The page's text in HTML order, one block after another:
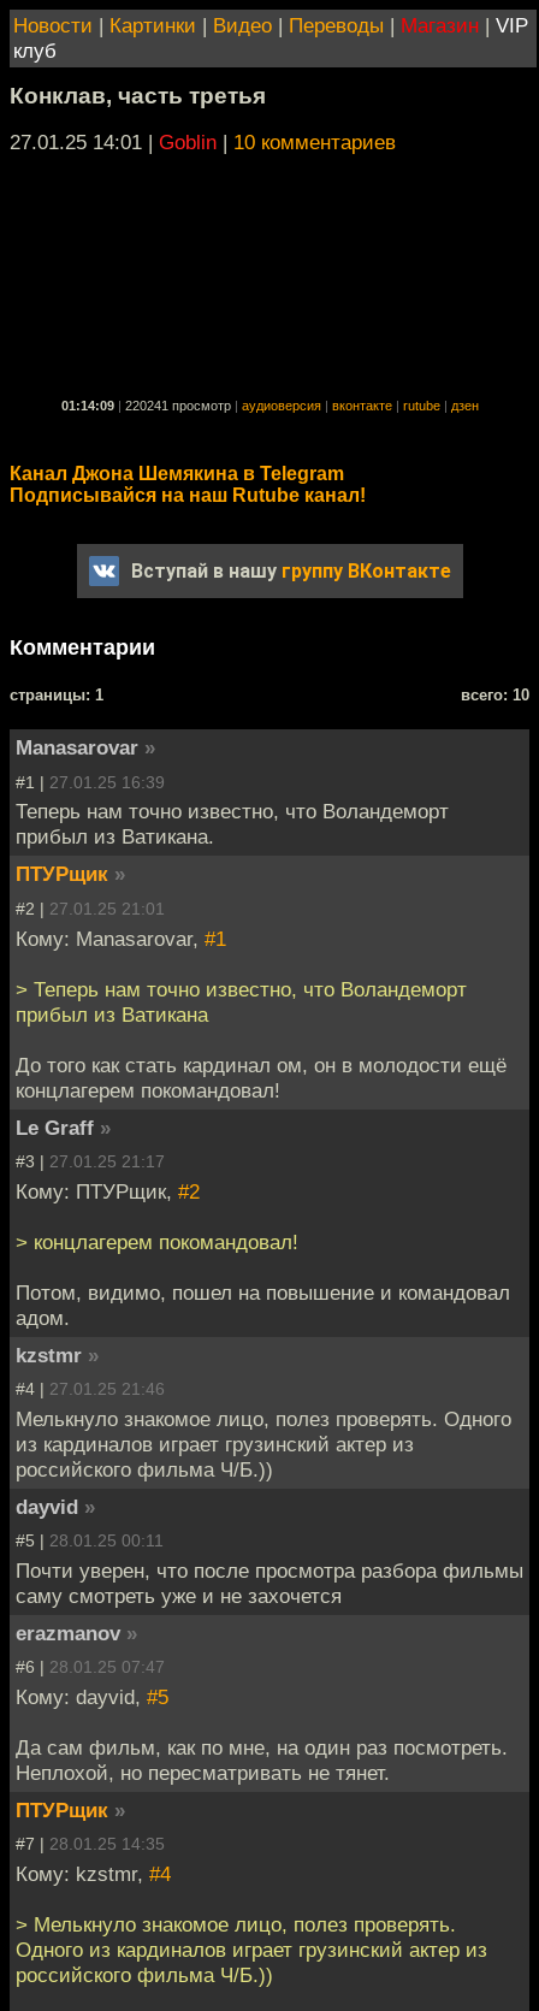
Новости | Картинки | Видео | Переводы | Магазин | VIP
клуб
Конклав, часть третья
27.01.25 14:01 | Goblin | 10 комментариев
01:14:09 220241 просмотр аудиоверсия вконтакте rutube дзен
Канал Джона Шемякина в Telegram
Подписывайся на наш Rutube канал!
Вступай в нашу группу ВКонтакте
Комментарии
cтраницы: 1 всего: 10
Manasarovar »
#1 | 27.01.25 16:39
Теперь нам точно известно, что Воландеморт
прибыл из Ватикана.
ПТУРщик »
#2 | 27.01.25 21:01
Кому: Manasarovar, #1
> Теперь нам точно известно, что Воландеморт
прибыл из Ватикана
До того как стать кардинал ом, он в молодости ещё
концлагерем покомандовал!
Le Graff »
#3 | 27.01.25 21:17
Кому: ПТУРщик, #2
> концлагерем покомандовал!
Потом, видимо, пошел на повышение и командовал
адом.
kzstmr »
#4 | 27.01.25 21:46
Мелькнуло знакомое лицо, полез проверять. Одного
из кардиналов играет грузинский актер из
российского фильма Ч/Б.))
dayvid »
#5 | 28.01.25 00:11
Почти уверен, что после просмотра разбора фильмы
саму смотреть уже и не захочется
erazmanov »
#6 | 28.01.25 07:47
Кому: dayvid, #5
Да сам фильм, как по мне, на один раз посмотреть.
Неплохой, но пересматривать не тянет.
ПТУРщик »
#7 | 28.01.25 14:35
Кому: kzstmr, #4
> Мелькнуло знакомое лицо, полез проверять.
Одного из кардиналов играет грузинский актер из
российского фильма Ч/Б.))